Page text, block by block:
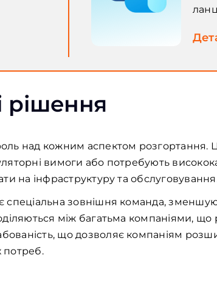
рішення
над кожним аспектом
вимоги або потребують
на інфраструктуру та
спеціальна зовнішня команда,
між багатьма компаніями, що
що дозволяє компаніям
потреб.